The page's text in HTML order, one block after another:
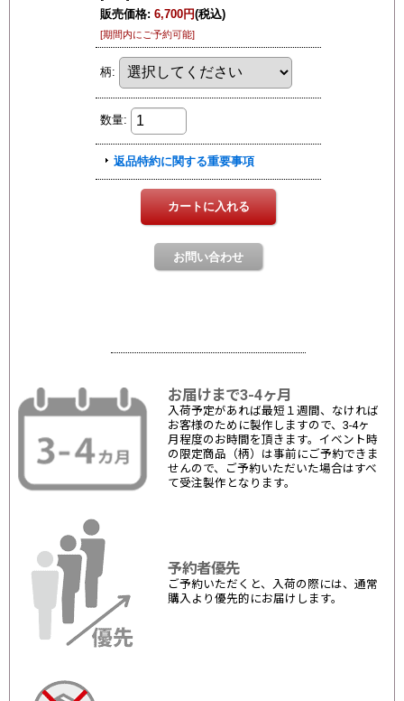
お届けまで3-4ヶ月
入荷予定があれば最短１週間、なければ
お客様のために製作しますので、3-4ヶ
月程度のお時間を頂きます。イベント時
の限定商品（柄）は事前にご予約できま
せんので、ご予約いただいた場合はすべ
て受注製作となります。
予約者優先
ご予約いただくと、入荷の際には、通常
購入より優先的にお届けします。